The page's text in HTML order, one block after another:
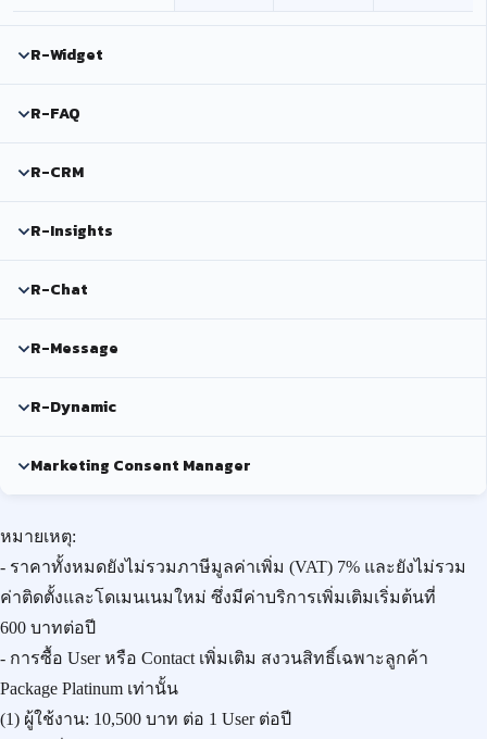
R-Widget
R-FAQ
R-CRM
R-Insights
R-Chat
R-Message
R-Dynamic
Marketing Consent Manager
หมายเหตุ:
- ราคาทั้งหมดยังไม่รวมภาษีมูลค่าเพิ่ม (VAT) 7% และยังไม่รวม
ค่าติดตั้งและโดเมนเนมใหม่ ซึ่งมีค่าบริการเพิ่มเติมเริ่มต้นที่
600 บาทต่อปี
- การซื้อ User หรือ Contact เพิ่มเติม สงวนสิทธิ์เฉพาะลูกค้า
Package Platinum เท่านั้น
(1) ผู้ใช้งาน: 10,500 บาท ต่อ 1 User ต่อปี